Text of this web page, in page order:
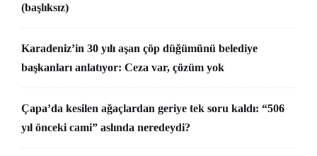
(başlıksız)
Karadeniz’in 30 yılı aşan çöp düğümünü belediye
başkanları anlatıyor: Ceza var, çözüm yok
Çapa’da kesilen ağaçlardan geriye tek soru kaldı: “506
yıl önceki cami” aslında neredeydi?